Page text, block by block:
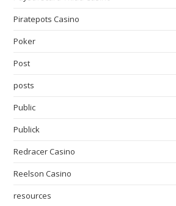
Piratepots Casino
Poker
Post
posts
Public
Publick
Redracer Casino
Reelson Casino
resources